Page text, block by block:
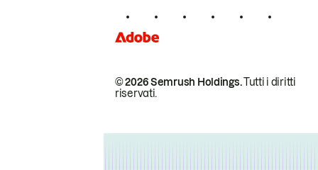
© 2026 Semrush Holdings.Tutti i diritti
riservati.